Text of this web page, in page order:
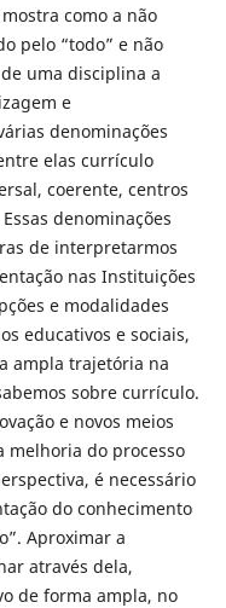
como a não
pelo “todo” e não
uma disciplina a
e
denominações
elas currículo
coerente, centros
denominações
de interpretarmos
nas Instituições
e modalidades
educativos e sociais,
ampla trajetória na
sobre currículo.
e novos meios
melhoria do processo
é necessário
do conhecimento
Aproximar a
através dela,
de forma ampla, no